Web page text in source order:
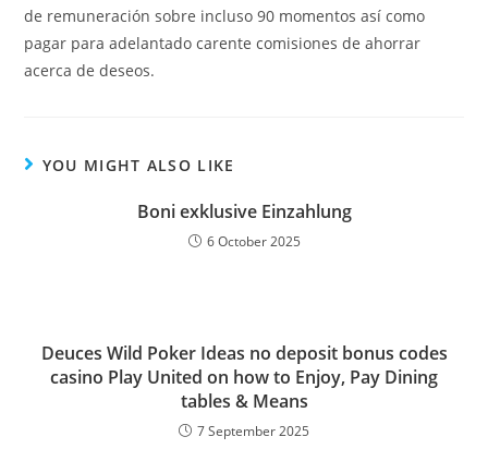
de remuneración sobre incluso 90 momentos así­ como
pagar para adelantado carente comisiones de ahorrar
acerca de deseos.
YOU MIGHT ALSO LIKE
Boni exklusive Einzahlung
6 October 2025
Deuces Wild Poker Ideas no deposit bonus codes
casino Play United on how to Enjoy, Pay Dining
tables & Means
7 September 2025